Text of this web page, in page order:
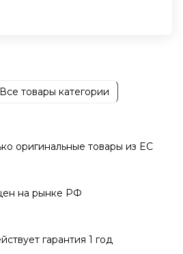
Все товары категории
оригинальные товары из EC
на рынке РФ
гарантия 1 год